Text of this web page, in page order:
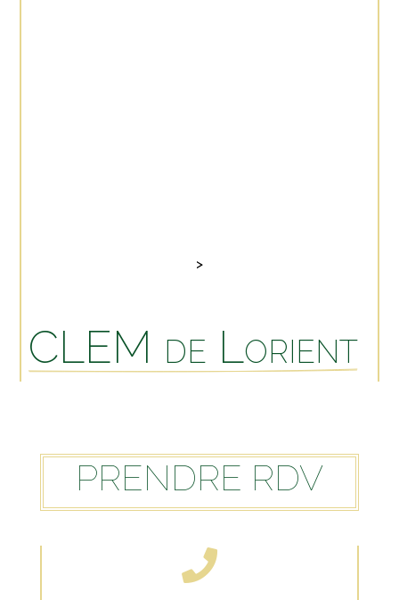
>
CLEM de Lorient
PRENDRE RDV
